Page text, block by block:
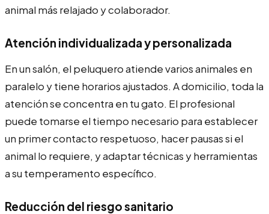
animal más relajado y colaborador.
Atención individualizada y personalizada
En un salón, el peluquero atiende varios animales en
paralelo y tiene horarios ajustados. A domicilio, toda la
atención se concentra en tu gato. El profesional
puede tomarse el tiempo necesario para establecer
un primer contacto respetuoso, hacer pausas si el
animal lo requiere, y adaptar técnicas y herramientas
a su temperamento específico.
Reducción del riesgo sanitario